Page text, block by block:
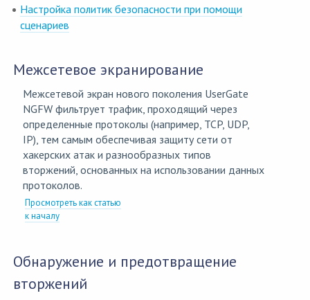
Настройка политик безопасности при помощи
сценариев
Межсетевое экранирование
Межсетевой экран нового поколения UserGate
NGFW фильтрует трафик, проходящий через
определенные протоколы (например, TCP, UDP,
IP), тем самым обеспечивая защиту сети от
хакерских атак и разнообразных типов
вторжений, основанных на использовании данных
протоколов.
Просмотреть как статью
к началу
Обнаружение и предотвращение
вторжений